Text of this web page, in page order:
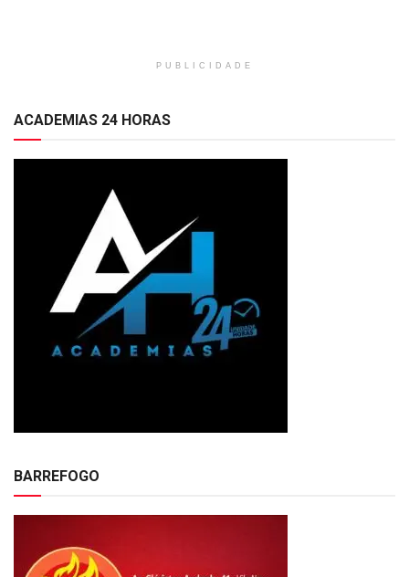
PUBLICIDADE
ACADEMIAS 24 HORAS
BARREFOGO